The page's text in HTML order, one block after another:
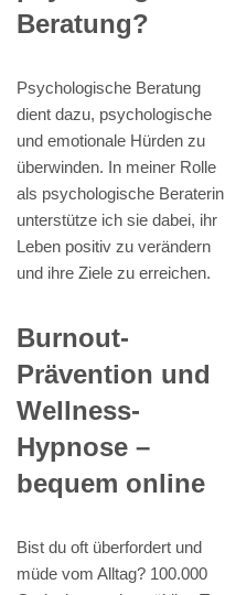
Beratung?
Psychologische Beratung
dient dazu, psychologische
und emotionale Hürden zu
überwinden. In meiner Rolle
als psychologische Beraterin
unterstütze ich sie dabei, ihr
Leben positiv zu verändern
und ihre Ziele zu erreichen.
Burnout-
Prävention und
Wellness-
Hypnose –
bequem online
Bist du oft überfordert und
müde vom Alltag? 100.000